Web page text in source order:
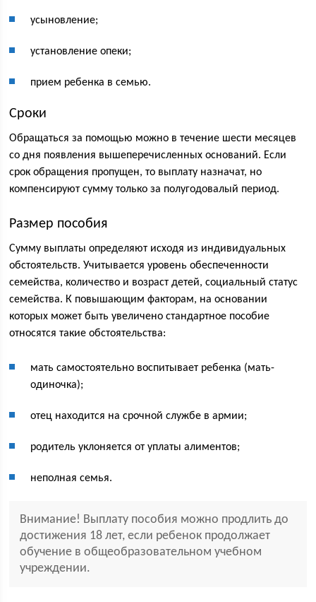
усыновление;
установление опеки;
прием ребенка в семью.
Сроки
Обращаться за помощью можно в течение шести месяцев
со дня появления вышеперечисленных оснований. Если
срок обращения пропущен, то выплату назначат, но
компенсируют сумму только за полугодовалый период.
Размер пособия
Сумму выплаты определяют исходя из индивидуальных
обстоятельств. Учитывается уровень обеспеченности
семейства, количество и возраст детей, социальный статус
семейства. К повышающим факторам, на основании
которых может быть увеличено стандартное пособие
относятся такие обстоятельства:
мать самостоятельно воспитывает ребенка (мать-
одиночка);
отец находится на срочной службе в армии;
родитель уклоняется от уплаты алиментов;
неполная семья.
Внимание! Выплату пособия можно продлить до
достижения 18 лет, если ребенок продолжает
обучение в общеобразовательном учебном
учреждении.